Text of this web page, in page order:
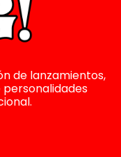
de lanzamientos,